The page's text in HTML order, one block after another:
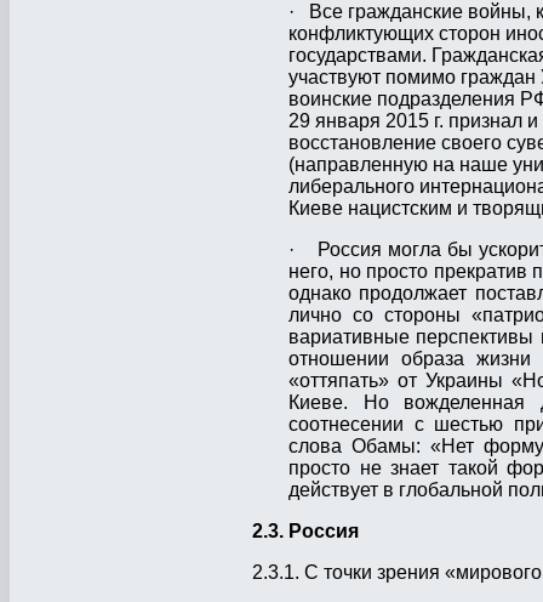
· Все гражданские войны,
конфликтующих сторон
государствами.
участвуют помимо
воинские подразделения
29 января 2015 г. признал
восстановление своего
(направленную на наше
либерального
Киеве нацистским и
· Россия могла бы
него, но просто прекратив
однако продолжает
лично со стороны
вариативные перспективы
отношении образа жизни
«оттяпать» от Украины
Киеве. Но вожделенная
соотнесении с шестью
слова Обамы: «Нет
просто не знает такой
действует в глобальной
2.3. Россия
2.3.1. С точки зрения